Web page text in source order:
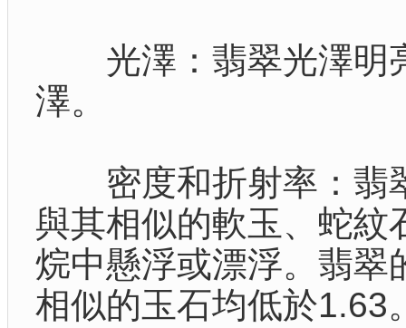
光澤：翡翠光澤明亮
澤。
密度和折射率：翡翠
與其相似的軟玉、蛇紋
烷中懸浮或漂浮。翡翠
相似的玉石均低於1.63